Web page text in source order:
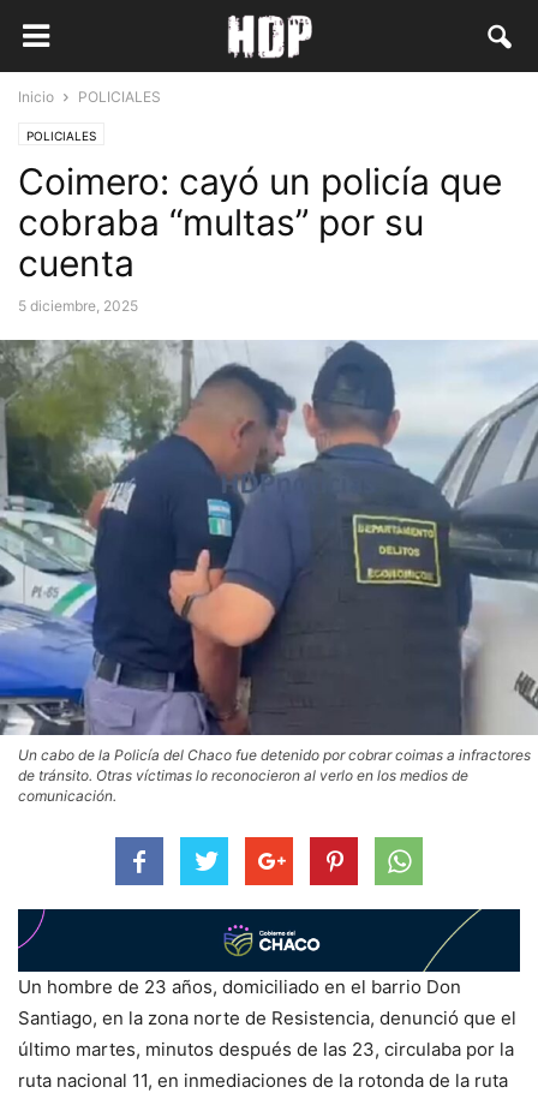
Inicio POLICIALES
POLICIALES
Coimero: cayó un policía que
cobraba “multas” por su
cuenta
5 diciembre, 2025
Un cabo de la Policía del Chaco fue detenido por cobrar coimas a infractores
de tránsito. Otras víctimas lo reconocieron al verlo en los medios de
comunicación.
Un hombre de 23 años, domiciliado en el barrio Don
Santiago, en la zona norte de Resistencia, denunció que el
último martes, minutos después de las 23, circulaba por la
ruta nacional 11, en inmediaciones de la rotonda de la ruta